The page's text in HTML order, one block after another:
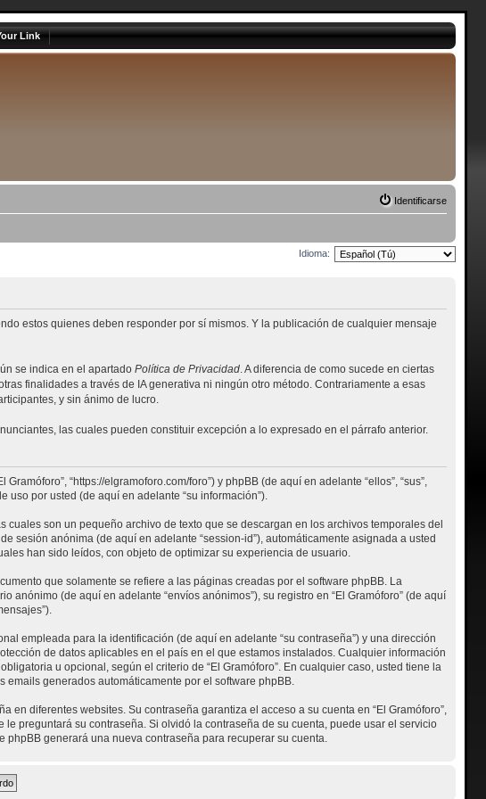
Link
Identificarse
Idioma:
estos quienes deben responder por sí mismos. Y la publicación de cualquier mensaje
se indica en el apartado Política de Privacidad. A diferencia de como sucede en ciertas
finalidades a través de IA generativa ni ningún otro método. Contrariamente a esas
y sin ánimo de lucro.
las cuales pueden constituir excepción a lo expresado en el párrafo anterior.
“https://elgramoforo.com/foro”) y phpBB (de aquí en adelante “ellos”, “sus”,
uso por usted (de aquí en adelante “su información”).
son un pequeño archivo de texto que se descargan en los archivos temporales del
sesión anónima (de aquí en adelante “session-id”), automáticamente asignada a usted
han sido leídos, con objeto de optimizar su experiencia de usuario.
que solamente se refiere a las páginas creadas por el software phpBB. La
(de aquí en adelante “envíos anónimos”), su registro en “El Gramóforo” (de aquí
empleada para la identificación (de aquí en adelante “su contraseña”) y una dirección
de datos aplicables en el país en el que estamos instalados. Cualquier información
u opcional, según el criterio de “El Gramóforo”. En cualquier caso, usted tiene la
generados automáticamente por el software phpBB.
diferentes websites. Su contraseña garantiza el acceso a su cuenta en “El Gramóforo”,
preguntará su contraseña. Si olvidó la contraseña de su cuenta, puede usar el servicio
generará una nueva contraseña para recuperar su cuenta.